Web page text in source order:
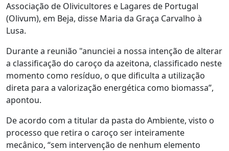
Associação de Olivicultores e Lagares de Portugal
(Olivum), em Beja, disse Maria da Graça Carvalho à
Lusa.
Durante a reunião "anunciei a nossa intenção de alterar
a classificação do caroço da azeitona, classificado neste
momento como resíduo, o que dificulta a utilização
direta para a valorização energética como biomassa”,
apontou.
De acordo com a titular da pasta do Ambiente, visto o
processo que retira o caroço ser inteiramente
mecânico, “sem intervenção de nenhum elemento